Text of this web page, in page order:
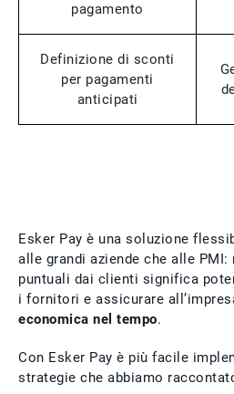
pagamento
Definizione di sconti
per pagamenti
anticipati
Esker Pay è una soluzione
alle grandi aziende che alle PMI:
puntuali dai clienti significa
i fornitori e assicurare
economica nel tempo.
Con Esker Pay è più facile
strategie che abbiamo